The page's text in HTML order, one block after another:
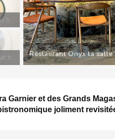
Onyx maquereau
Garnier et des Grands
joliment